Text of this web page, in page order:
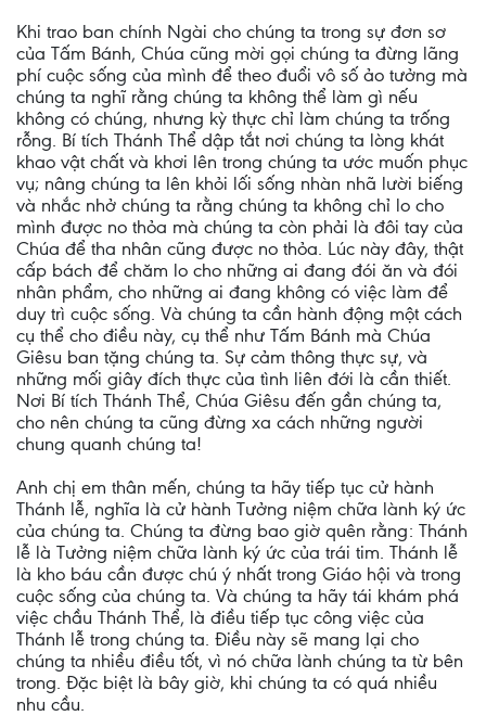
Khi trao ban chính Ngài cho chúng ta trong sự đơn sơ
của Tấm Bánh, Chúa cũng mời gọi chúng ta đừng lãng
phí cuộc sống của mình để theo đuổi vô số ảo tưởng mà
chúng ta nghĩ rằng chúng ta không thể làm gì nếu
không có chúng, nhưng kỳ thực chỉ làm chúng ta trống
rỗng. Bí tích Thánh Thể dập tắt nơi chúng ta lòng khát
khao vật chất và khơi lên trong chúng ta ước muốn phục
vụ; nâng chúng ta lên khỏi lối sống nhàn nhã lười biếng
và nhắc nhở chúng ta rằng chúng ta không chỉ lo cho
mình được no thỏa mà chúng ta còn phải là đôi tay của
Chúa để tha nhân cũng được no thỏa. Lúc này đây, thật
cấp bách để chăm lo cho những ai đang đói ăn và đói
nhân phẩm, cho những ai đang không có việc làm để
duy trì cuộc sống. Và chúng ta cần hành động một cách
cụ thể cho điều này, cụ thể như Tấm Bánh mà Chúa
Giêsu ban tặng chúng ta. Sự cảm thông thực sự, và
những mối giây đích thực của tình liên đới là cần thiết.
Nơi Bí tích Thánh Thể, Chúa Giêsu đến gần chúng ta,
cho nên chúng ta cũng đừng xa cách những người
chung quanh chúng ta!
Anh chị em thân mến, chúng ta hãy tiếp tục cử hành
Thánh lễ, nghĩa là cử hành Tưởng niệm chữa lành ký ức
của chúng ta. Chúng ta đừng bao giờ quên rằng: Thánh
lễ là Tưởng niệm chữa lành ký ức của trái tim. Thánh lễ
là kho báu cần được chú ý nhất trong Giáo hội và trong
cuộc sống của chúng ta. Và chúng ta hãy tái khám phá
việc chầu Thánh Thể, là điều tiếp tục công việc của
Thánh lễ trong chúng ta. Điều này sẽ mang lại cho
chúng ta nhiều điều tốt, vì nó chữa lành chúng ta từ bên
trong. Đặc biệt là bây giờ, khi chúng ta có quá nhiều
nhu cầu.